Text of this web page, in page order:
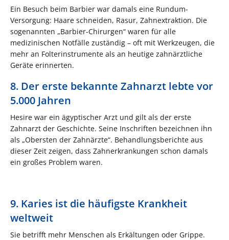
Ein Besuch beim Barbier war damals eine Rundum-
Versorgung: Haare schneiden, Rasur, Zahnextraktion. Die
sogenannten „Barbier-Chirurgen“ waren für alle
medizinischen Notfälle zuständig – oft mit Werkzeugen, die
mehr an Folterinstrumente als an heutige zahnärztliche
Geräte erinnerten.
8. Der erste bekannte Zahnarzt lebte vor
5.000 Jahren
Hesire war ein ägyptischer Arzt und gilt als der erste
Zahnarzt der Geschichte. Seine Inschriften bezeichnen ihn
als „Obersten der Zahnärzte“. Behandlungsberichte aus
dieser Zeit zeigen, dass Zahnerkrankungen schon damals
ein großes Problem waren.
9. Karies ist die häufigste Krankheit
weltweit
Sie betrifft mehr Menschen als Erkältungen oder Grippe.